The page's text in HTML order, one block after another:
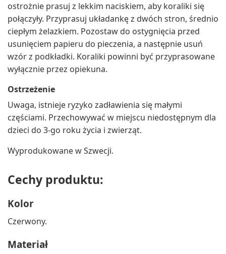
ostrożnie prasuj z lekkim naciskiem, aby koraliki się
połączyły. Przyprasuj układankę z dwóch stron, średnio
ciepłym żelazkiem. Pozostaw do ostygnięcia przed
usunięciem papieru do pieczenia, a następnie usuń
wzór z podkładki. Koraliki powinni być przyprasowane
wyłącznie przez opiekuna.
Ostrzeżenie
Uwaga, istnieje ryzyko zadławienia się małymi
częściami. Przechowywać w miejscu niedostępnym dla
dzieci do 3-go roku życia i zwierząt.
Wyprodukowane w Szwecji.
Cechy produktu:
Kolor
Czerwony.
Materiał